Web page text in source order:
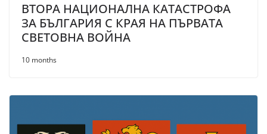
ВТОРА НАЦИОНАЛНА КАТАСТРОФА
ЗА БЪЛГАРИЯ С КРАЯ НА ПЪРВАТА
СВЕТОВНА ВОЙНА
10 months